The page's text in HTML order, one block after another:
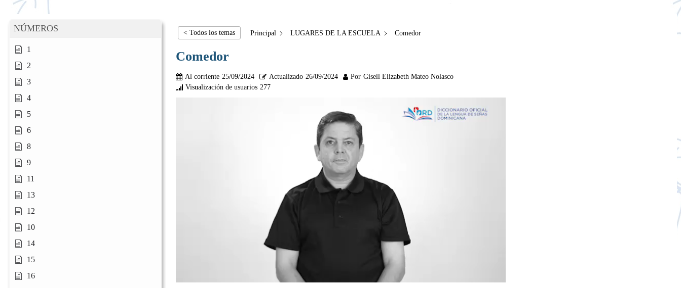
NÚMEROS
1
2
3
4
5
6
8
9
11
13
12
10
14
15
16
< Todos los temas Principal LUGARES DE LA ESCUELA Comedor
Comedor
Al corriente 25/09/2024 Actualizado 26/09/2024 Por Gisell Elizabeth Mateo Nolasco
Visualización de usuarios 277